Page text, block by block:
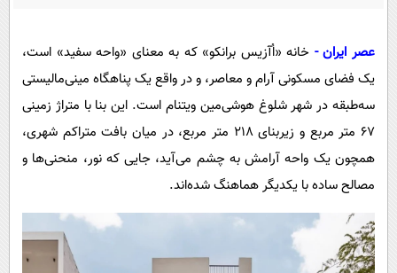
محیط زیست
سلامت
اجتماعی
عصر ایران - خانه «اُآزیس برانکو» که به معنای «واحه سفید» است،
یک فضای مسکونی آرام و معاصر، و در واقع یک پناهگاه مینی‌مالیستی
سه‌طبقه در شهر شلوغ هوشی‌مین ویتنام است. این بنا با متراژ زمینی
۶۷ متر مربع و زیربنای ۲۱۸ متر مربع، در میان بافت متراکم شهری،
همچون یک واحه آرامش به چشم می‌آید، جایی که نور، منحنی‌ها و
مصالح ساده با یکدیگر هماهنگ شده‌اند.